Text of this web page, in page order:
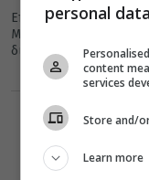
Επίσκεψη στο
Μητρόπολης
διοικητής του ΚΕΥΠ
personal
content
services
Store and/
Learn more